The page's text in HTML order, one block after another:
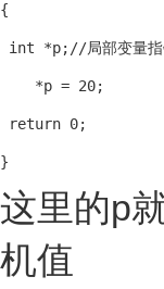
{
int *p;//局部变量指
    *p = 20;
return 0;
}
这里的p
机值